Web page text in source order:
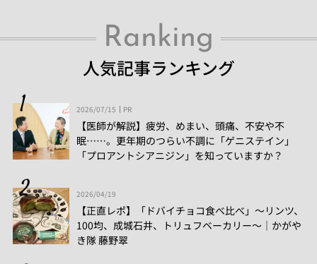
Ranking
人気記事ランキング
2026/07/15 PR
【医師が解説】疲労、めまい、頭痛、不安や不
眠……。更年期のつらい不調に「ゲニステイン」
「プロアントシアニジン」を知っていますか？
2026/04/19
【正直レポ】「ドバイチョコ食べ比べ」～リンツ、
100均、成城石井、トリュフベーカリー～｜かがや
き隊 藤野翠